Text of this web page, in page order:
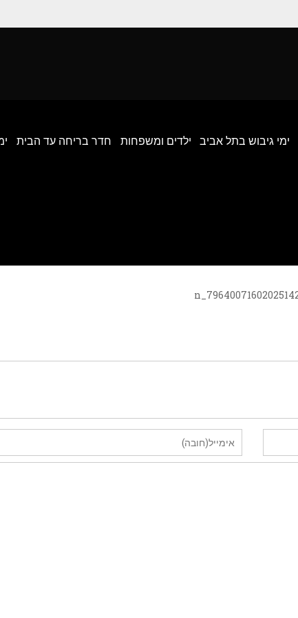
ימי גיבוש בתל אביב ילדים ומשפחות חדר בריחה עד הבית